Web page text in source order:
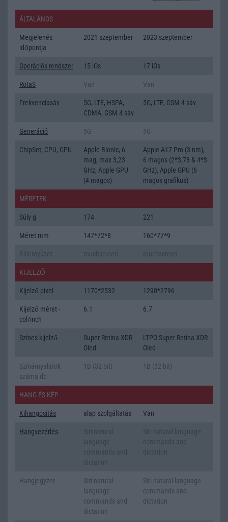
ÁLTALÁNOS
Megjelenés
időpontja
2021 szeptember 2023 szeptember
Operációs rendszer 15 iOs 17 iOs
RotaS Van Van
Frekvenciasáv
5G, LTE, HSPA,
CDMA, GSM 4 sáv
5G, LTE, GSM 4 sáv
Generáció 5G 5G
ChipSet, CPU, GPU
Apple Bionic, 6
mag, max 3,23
GHz, Apple GPU
(4 magos)
Apple A17 Pro (3 nm),
6 magos (2*3,78 & 4*3
GHz), Apple GPU (6
magos grafikus)
MÉRETEK
Súly g 174 221
Méret mm 147*72*8 160*77*9
KIJELZŐ
Kijelző pixel 1170*2532 1290*2796
Kijelző méret -
col/inch
6.1 6.7
Színes kijelző
Super Retina XDR
Oled
LTPO Super Retina XDR
Oled
Színárnyalatok
száma db
1B (32 bit) 1B (32 bit)
HANG ÉS KÉP
Kihangositás alap szolgáltatás Van
Hangvezérlés
Hangjegyzet
Siri natural
language
commands and
dictation
Siri natural language
commands and
dictation